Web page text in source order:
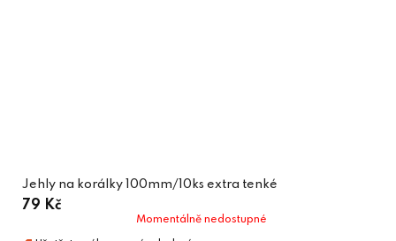
Jehly na korálky 100mm/10ks extra tenké
79 Kč
Momentálně nedostupné